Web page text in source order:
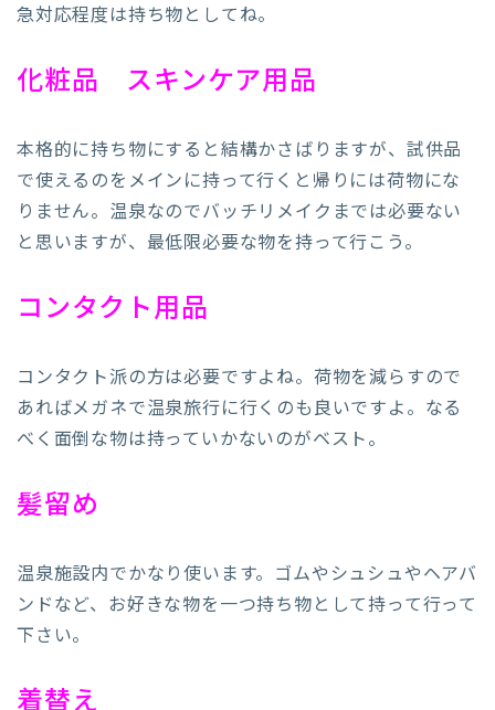
急対応程度は持ち物としてね。
化粧品 スキンケア用品
本格的に持ち物にすると結構かさばりますが、試供品
で使えるのをメインに持って行くと帰りには荷物にな
りません。温泉なのでバッチリメイクまでは必要ない
と思いますが、最低限必要な物を持って行こう。
コンタクト用品
コンタクト派の方は必要ですよね。荷物を減らすので
あればメガネで温泉旅行に行くのも良いですよ。なる
べく面倒な物は持っていかないのがベスト。
髪留め
温泉施設内でかなり使います。ゴムやシュシュやヘアバ
ンドなど、お好きな物を一つ持ち物として持って行って
下さい。
着替え